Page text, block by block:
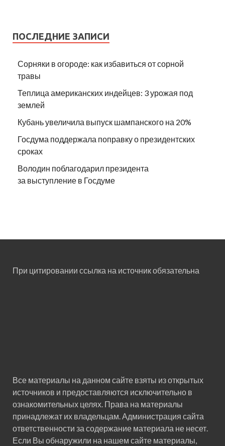
ПОСЛЕДНИЕ ЗАПИСИ
Сорняки в огороде: как избавиться от сорной
травы
Теплица американских индейцев: 3 урожая под
землей
Кубань увеличила выпуск шампанского на 20%
Госдума поддержала поправку о президентских
сроках
Володин поблагодарил президента
за выступление в Госдуме
При цитировании ссылка на источник обязательна
Все материалы на данном сайте взяты из открытых
источников и предоставляются исключительно в
ознакомительных целях. Права на материалы
принадлежат их владельцам. Администрация сайта
ответственности за содержание материала не несет.
Если Вы обнаружили на нашем сайте материалы,